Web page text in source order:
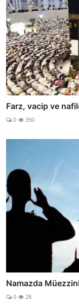
Farz, vacip ve
0 350
Namazda
0 28